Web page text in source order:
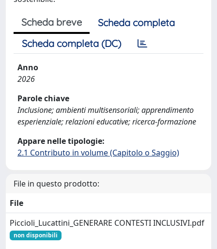
Scheda breve
Scheda completa
Scheda completa (DC)
Anno
2026
Parole chiave
Inclusione; ambienti multisensoriali; apprendimento
esperienziale; relazioni educative; ricerca-formazione
Appare nelle tipologie:
2.1 Contributo in volume (Capitolo o Saggio)
File in questo prodotto:
File
Piccioli_Lucattini_GENERARE CONTESTI INCLUSIVI.pdf
non disponibili